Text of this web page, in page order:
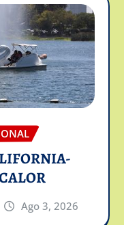
Ago 3, 2026